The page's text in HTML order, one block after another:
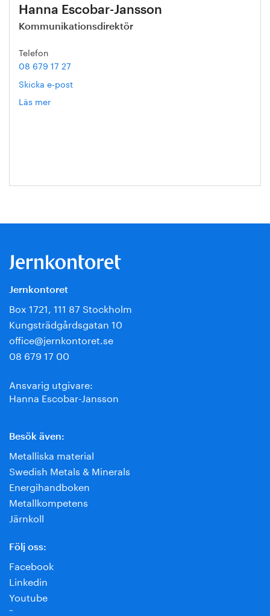
Hanna Escobar-Jansson
Kommunikationsdirektör
Telefon
08 679 17 27
Skicka e-post
Läs mer
Jernkontoret
Box 1721, 111 87 Stockholm
Kungsträdgårdsgatan 10
office@jernkontoret.se
08 679 17 00
Ansvarig utgivare:
Hanna Escobar-Jansson
Besök även:
Metalliska material
Swedish Metals & Minerals
Energihandboken
Metallkompetens
Järnkoll
Följ oss:
Facebook
Linkedin
Youtube
¨